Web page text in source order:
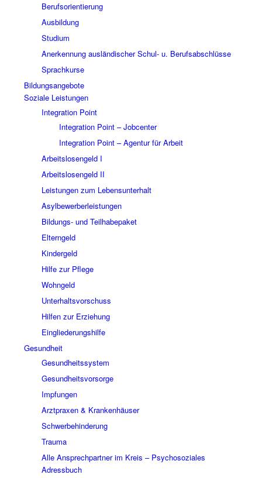
Berufsorientierung
Ausbildung
Studium
Anerkennung ausländischer Schul- u. Berufsabschlüsse
Sprachkurse
Bildungsangebote
Soziale Leistungen
Integration Point
Integration Point – Jobcenter
Integration Point – Agentur für Arbeit
Arbeitslosengeld I
Arbeitslosengeld II
Leistungen zum Lebensunterhalt
Asylbewerberleistungen
Bildungs- und Teilhabepaket
Elterngeld
Kindergeld
Hilfe zur Pflege
Wohngeld
Unterhaltsvorschuss
Hilfen zur Erziehung
Eingliederungshilfe
Gesundheit
Gesundheitssystem
Gesundheitsvorsorge
Impfungen
Arztpraxen & Krankenhäuser
Schwerbehinderung
Trauma
Alle Ansprechpartner im Kreis – Psychosoziales
Adressbuch